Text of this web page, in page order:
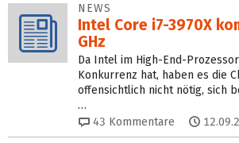
NEWS
Intel Core i7-3970X
GHz
Da Intel im High-End-
Konkurrenz hat, haben es die
offensichtlich nicht nötig, sich
…
43 Kommentare